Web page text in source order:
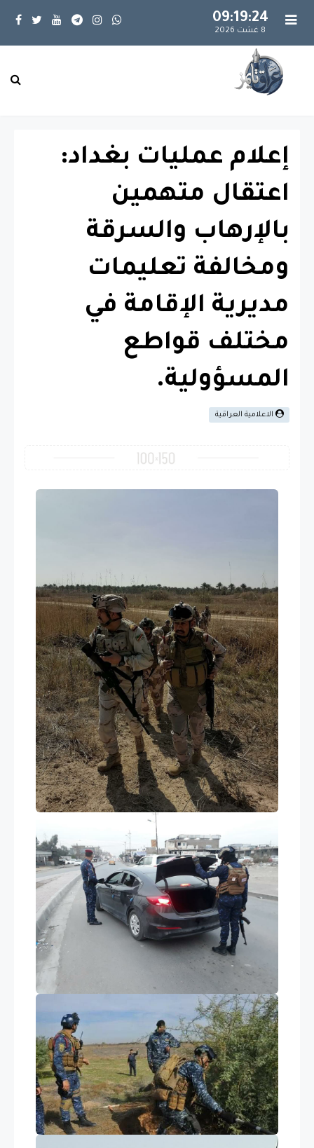
09:19:25
8 غشت 2026
إعلام عمليات بغداد:
اعتقال متهمين
بالإرهاب والسرقة
ومخالفة تعليمات
مديرية الإقامة في
مختلف قواطع
المسؤولية.
الاعلامية العراقية